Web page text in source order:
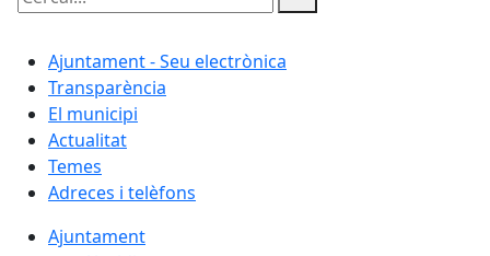
Cercar:
Ajuntament - Seu electrònica
Transparència
El municipi
Actualitat
Temes
Adreces i telèfons
Ajuntament